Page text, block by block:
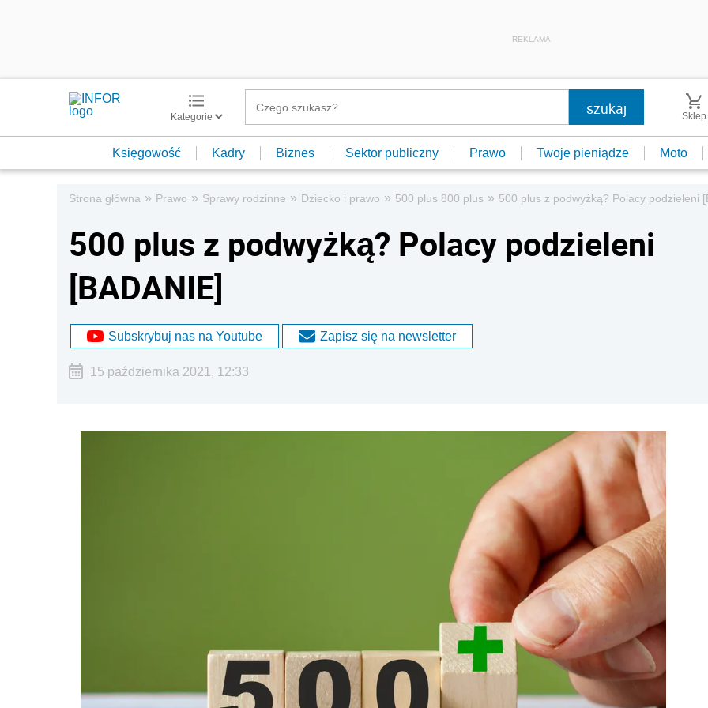
REKLAMA
Kategorie Sklep
Księgowość Kadry Biznes Sektor publiczny Prawo Twoje pieniądze Moto
Strona główna » Prawo » Sprawy rodzinne » Dziecko i prawo » 500 plus 800 plus » 500 plus z podwyżką? Polacy podzieleni
500 plus z podwyżką? Polacy podzieleni
[BADANIE]
Subskrybuj nas na Youtube Zapisz się na newsletter
15 października 2021, 12:33